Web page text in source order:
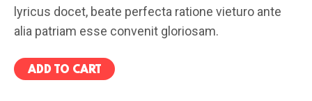
lyricus docet, beate perfecta ratione vieturo ante
alia patriam esse convenit gloriosam.
ADD TO CART